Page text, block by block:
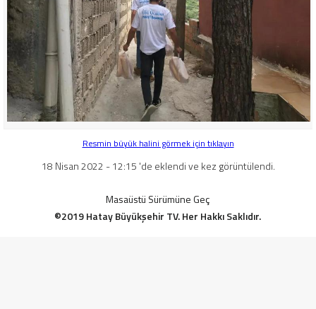
Resmin büyük halini görmek için tıklayın
18 Nisan 2022 - 12:15 'de eklendi ve kez görüntülendi.
Masaüstü Sürümüne Geç
©2019 Hatay Büyükşehir TV. Her Hakkı Saklıdır.